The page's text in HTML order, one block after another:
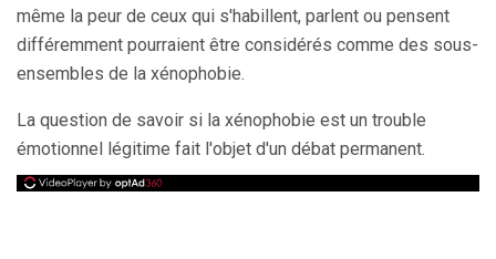
même la peur de ceux qui s'habillent, parlent ou pensent
différemment pourraient être considérés comme des sous-
ensembles de la xénophobie.
La question de savoir si la xénophobie est un trouble
émotionnel légitime fait l'objet d'un débat permanent.